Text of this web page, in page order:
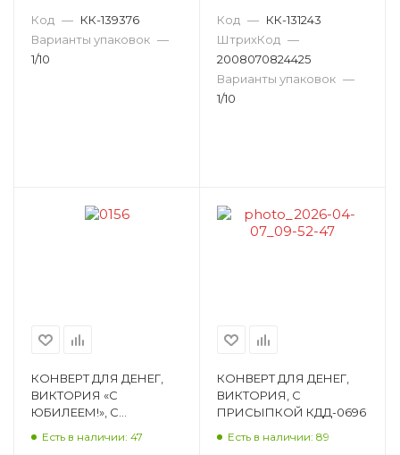
Код — КК-139376
Варианты упаковок —
1/10
Код — КК-131243
ШтрихКод —
2008070824425
Варианты упаковок —
1/10
КОНВЕРТ ДЛЯ ДЕНЕГ,
ВИКТОРИЯ «С
ЮБИЛЕЕМ!», С
Есть в наличии: 47
КОНВЕРТ ДЛЯ ДЕНЕГ,
ВИКТОРИЯ, С
ПРИСЫПКОЙ КДД-0696
Есть в наличии: 89